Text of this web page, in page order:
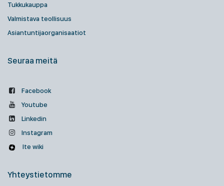
Tukkukauppa
Valmistava teollisuus
Asiantuntijaorganisaatiot
Seuraa meitä
Facebook
Youtube
Linkedin
Instagram
Ite wiki
Yhteystietomme